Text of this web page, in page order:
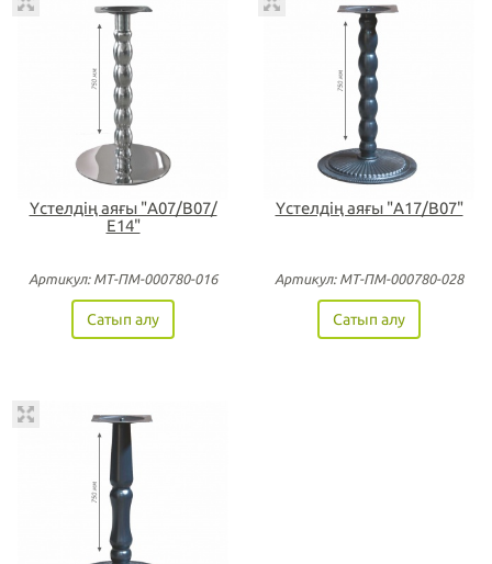
Үстелдің аяғы "А07/В07/
Е14"
Артикул: МТ-ПМ-000780-016
Сатып алу
Үстелдің аяғы "А17/В07"
Артикул: МТ-ПМ-000780-028
Сатып алу